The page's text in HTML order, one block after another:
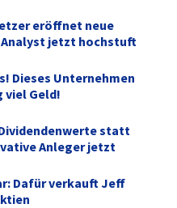
eröffnet neue
Analyst jetzt hochstuft
Dieses Unternehmen
viel Geld!
statt
Anleger jetzt
Dafür verkauft Jeff